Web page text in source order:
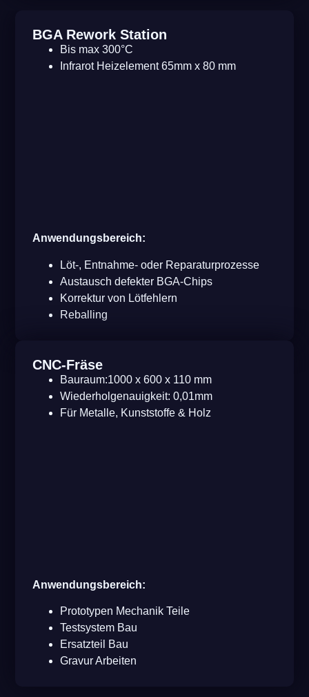
BGA Rework Station
Bis max 300°C
Infrarot Heizelement 65mm x 80 mm
Anwendungsbereich:
Löt-, Entnahme- oder Reparaturprozesse
Austausch defekter BGA-Chips
Korrektur von Lötfehlern
Reballing
CNC-Fräse
Bauraum:1000 x 600 x 110 mm
Wiederholgenauigkeit: 0,01mm
Für Metalle, Kunststoffe & Holz
Anwendungsbereich:
Prototypen Mechanik Teile
Testsystem Bau
Ersatzteil Bau
Gravur Arbeiten